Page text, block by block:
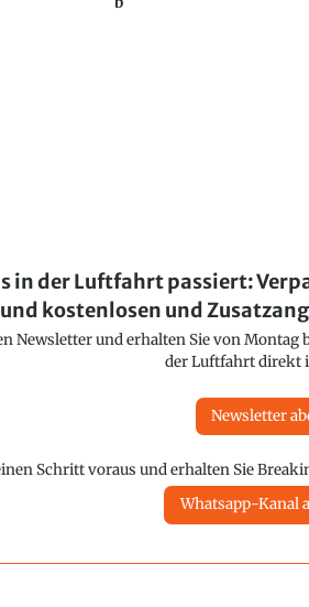
in der Luftfahrt passiert:
und kostenlosen und
Newsletter und erhalten Sie von
der Luftfahrt direkt
Newsletter
Schritt voraus und erhalten Sie
Whatsapp-Kanal